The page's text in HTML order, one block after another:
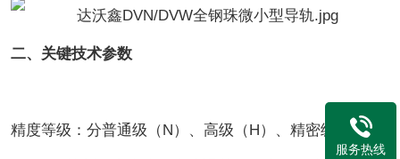
二、关键技术参数
精度等级：分普通级（N）、高级（H）、精密级
服务热线